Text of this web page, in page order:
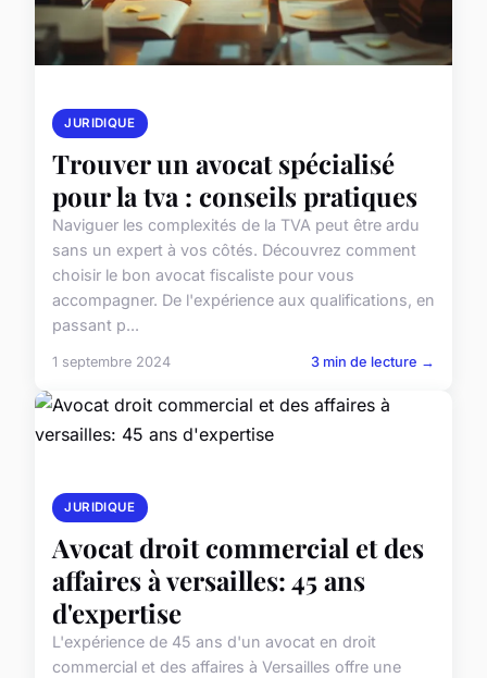
JURIDIQUE
Trouver un avocat spécialisé
pour la tva : conseils pratiques
Naviguer les complexités de la TVA peut être ardu
sans un expert à vos côtés. Découvrez comment
choisir le bon avocat fiscaliste pour vous
accompagner. De l'expérience aux qualifications, en
passant p...
1 septembre 2024 3 min de lecture →
JURIDIQUE
Avocat droit commercial et des
affaires à versailles: 45 ans
d'expertise
L'expérience de 45 ans d'un avocat en droit
commercial et des affaires à Versailles offre une